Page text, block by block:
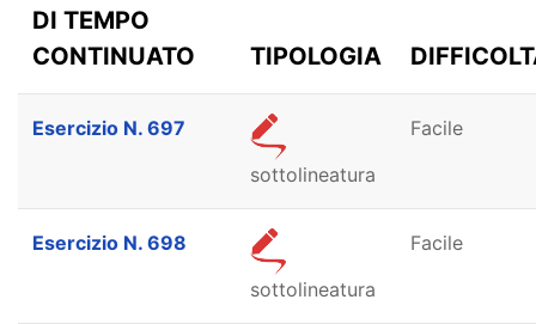
DI TEMPO
CONTINUATO
TIPOLOGIA
Esercizio N. 697
sottolineatura
Facile
Esercizio N. 698
sottolineatura
Facile